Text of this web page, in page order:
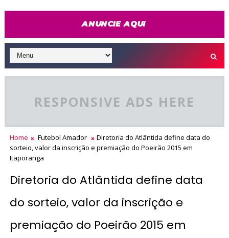
RESPONSIVE ADS HERE
Home Futebol Amador
Diretoria do Atlântida define data do
sorteio, valor da inscrição e premiação do Poeirão 2015 em
Itaporanga
Diretoria do Atlântida define data
do sorteio, valor da inscrição e
premiação do Poeirão 2015 em